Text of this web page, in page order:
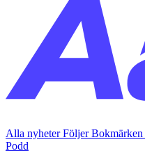
Alla nyheterFöljerBokmärken
Podd